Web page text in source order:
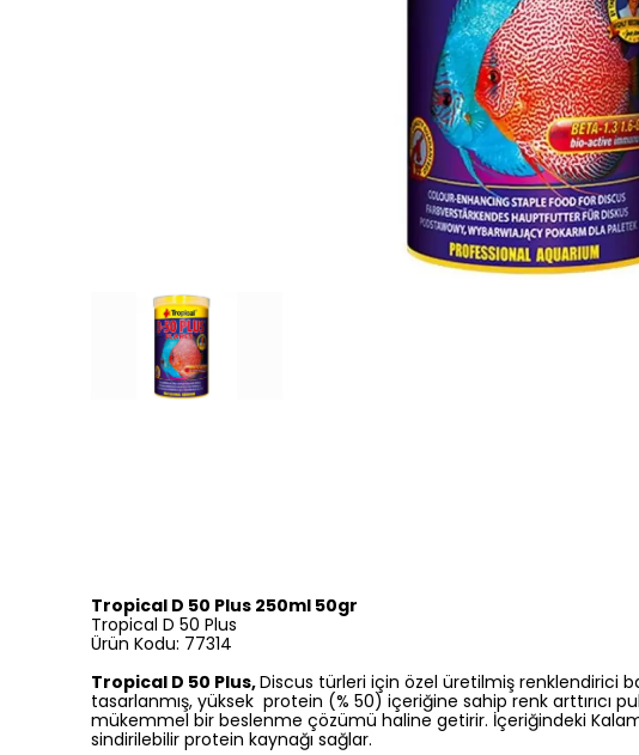
Tropical D 50 Plus 250ml 50gr
Tropical D 50 Plus
Ürün Kodu: 77314
Tropical D 50 Plus,Discus türleri için özel üretilmiş renklendirici
tasarlanmış, yüksek protein (% 50) içeriğine sahip renk arttırıcı
mükemmel bir beslenme çözümü haline getirir. İçeriğindeki
sindirilebilir protein kaynağı sağlar.